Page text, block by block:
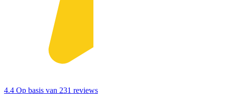
4.4 Op basis van 231 reviews